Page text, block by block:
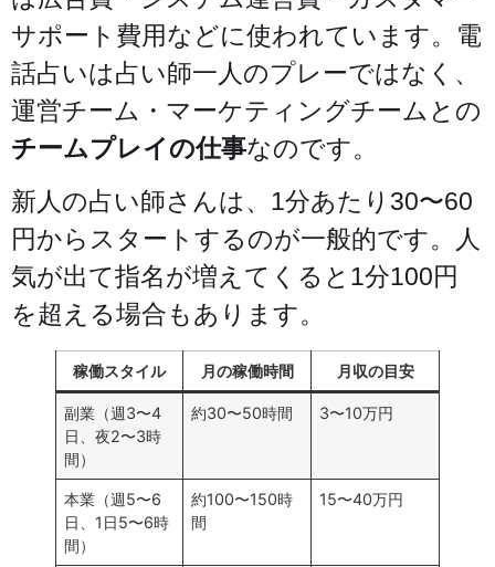
サポート費用などに使われています。電
話占いは占い師一人のプレーではなく、
運営チーム・マーケティングチームとの
チームプレイの仕事なのです。
新人の占い師さんは、1分あたり30〜60
円からスタートするのが一般的です。人
気が出て指名が増えてくると1分100円
を超える場合もあります。
稼働スタイル 月の稼働時間 月収の目安
副業（週3〜4
日、夜2〜3時
間）
約30〜50時間 3〜10万円
本業（週5〜6
日、1日5〜6時
間）
約100〜150時
間
15〜40万円